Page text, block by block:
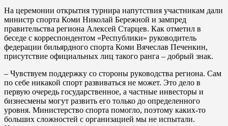
На церемонии открытия турнира напутствия участникам дали
министр спорта Коми Николай Бережной и зампред
правительства региона Алексей Старцев. Как отметил в
беседе с корреспондентом «Республики» руководитель
федерации бильярдного спорта Коми Вячеслав Печенкин,
присутствие официальных лиц такого ранга – добрый знак.
– Чувствуем поддержку со стороны руководства региона. Сам
по себе никакой спорт развиваться не может. Это дело в
первую очередь государственное, а частные инвесторы и
бизнесмены могут развить его только до определенного
уровня. Министерство спорта помогло, поэтому каких-то
больших сложностей с организацией мы не испытали.